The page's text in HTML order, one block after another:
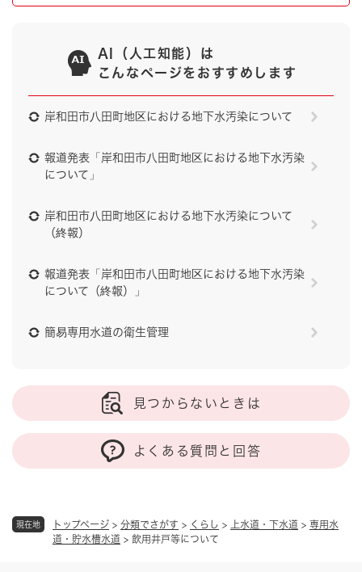
現在地 トップページ > 分類でさがす > くらし > 上水道・下水道 > 専用水
道・貯水槽水道 > 飲用井戸等について
AI（人工知能）は
こんなページをおすすめします
岸和田市八田町地区における地下水汚染について
報道発表「岸和田市八田町地区における地下水汚染
について」
岸和田市八田町地区における地下水汚染について
（終報）
報道発表「岸和田市八田町地区における地下水汚染
について（終報）」
簡易専用水道の衛生管理
見つからないときは
よくある質問と回答